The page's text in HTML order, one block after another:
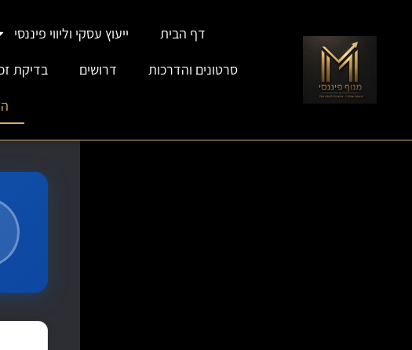
דף הבית ייעוץ עסקי וליווי פיננסי
סרטונים והדרכות
דרושים בדיקת